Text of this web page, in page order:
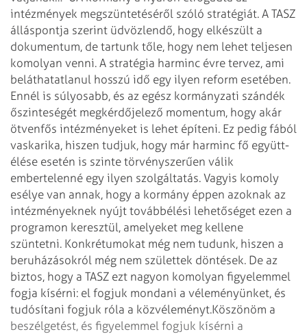
intézmények megszüntetéséről szóló stratégiát. A TASZ
álláspontja szerint üdvözlendő, hogy elkészült a
dokumentum, de tartunk tőle, hogy nem lehet teljesen
komolyan venni. A stratégia harminc évre tervez, ami
beláthatatlanul hosszú idő egy ilyen reform esetében.
Ennél is súlyosabb, és az egész kormányzati szándék
őszinteségét megkérdőjelező momentum, hogy akár
ötvenfős intézményeket is lehet építeni. Ez pedig fából
vaskarika, hiszen tudjuk, hogy már harminc fő együtt­
élése esetén is szinte törvényszerűen válik
embertelenné egy ilyen szolgáltatás. Vagyis komoly
esélye van annak, hogy a kormány éppen azoknak az
intézményeknek nyújt továbbélési lehetőséget ezen a
programon keresztül, amelyeket meg kellene
szüntetni. Konkrétumokat még nem tudunk, hiszen a
beruházásokról még nem születtek döntések. De az
biztos, hogy a TASZ ezt nagyon komolyan figyelemmel
fogja kísérni: el fogjuk mondani a véleményünket, és
tudósítani fogjuk róla a közvéleményt.Köszönöm a
beszélgetést, és figyelemmel fogjuk kísérni a